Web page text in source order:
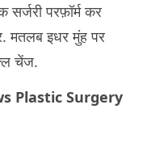
परफ़ॉर्म कर
मतलब इधर मुंह पर
चेंज.
Plastic Surgery